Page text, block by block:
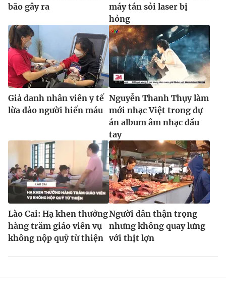
bão gây ra
máy tán sỏi laser bị
hỏng
Giả danh nhân viên y tế
lừa đảo người hiến máu
Nguyễn Thanh Thụy làm
mới nhạc Việt trong dự
án album âm nhạc đầu
tay
Lào Cai: Hạ khen thưởng
hàng trăm giáo viên vụ
không nộp quỹ từ thiện
Người dân thận trọng
nhưng không quay lưng
với thịt lợn